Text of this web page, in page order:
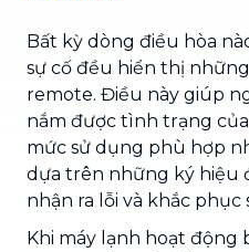
Bất kỳ dòng điều hòa
sự cố đều hiển thị
remote. Điều này giúp
nắm được tình trạng
mức sử dụng phù hợp
dựa trên những ký hiệu
nhận ra lỗi và khắc phục
Khi máy lạnh hoạt động